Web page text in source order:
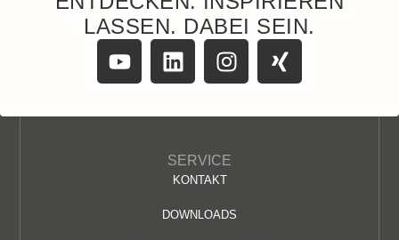
LASSEN. DABEI SEIN.
SERVICE
KONTAKT
DOWNLOADS